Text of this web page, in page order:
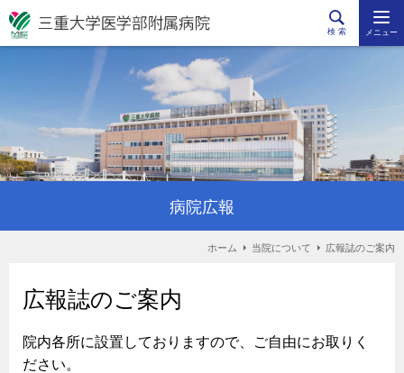
検 索 メニュー
病院広報
ホーム 当院について 広報誌のご案内
広報誌のご案内
院内各所に設置しておりますので、ご自由にお取りく
ださい。